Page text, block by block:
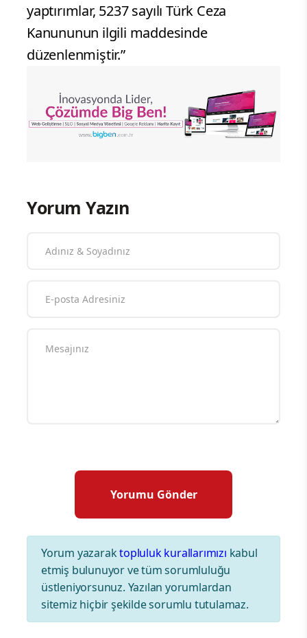
yaptırımlar, 5237 sayılı Türk Ceza
Kanununun ilgili maddesinde
düzenlenmiştir.”
Yorum Yazın
Yorum yazaraktopluluk kurallarımızı kabul
etmiş bulunuyor ve tüm sorumluluğu
üstleniyorsunuz. Yazılan yorumlardan
sitemiz hiçbir şekilde sorumlu tutulamaz.